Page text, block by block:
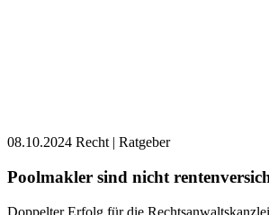
08.10.2024 Recht | Ratgeber
Poolmakler sind nicht
Doppelter Erfolg für die